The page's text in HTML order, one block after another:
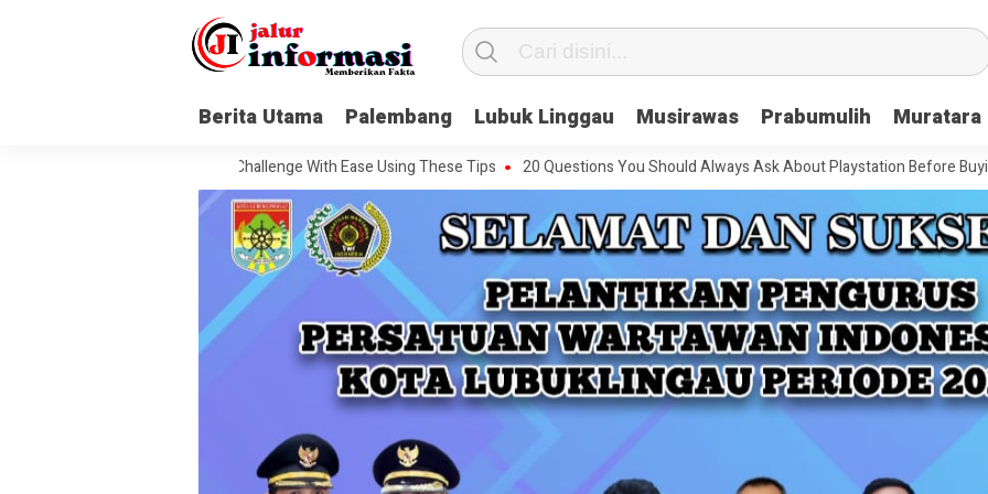
Berita Utama Palembang Lubuk Linggau Musirawas Prabumulih Muratara
To Handle Every Movie Challenge With Ease Using These Tips 20 Questions You Should Always Ask About Playstation Before Buying It